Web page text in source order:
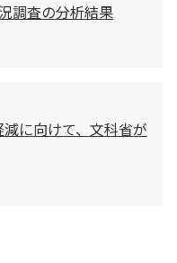
調査の分析結果
に向けて、文科省が